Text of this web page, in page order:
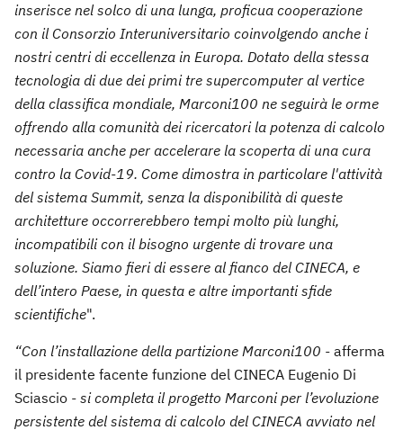
inserisce nel solco di una lunga, proficua cooperazione
con il Consorzio Interuniversitario coinvolgendo anche i
nostri centri di eccellenza in Europa. Dotato della stessa
tecnologia di due dei primi tre supercomputer al vertice
della classifica mondiale, Marconi100 ne seguirà le orme
offrendo alla comunità dei ricercatori la potenza di calcolo
necessaria anche per accelerare la scoperta di una cura
contro la Covid-19. Come dimostra in particolare l'attività
del sistema Summit, senza la disponibilità di queste
architetture occorrerebbero tempi molto più lunghi,
incompatibili con il bisogno urgente di trovare una
soluzione. Siamo fieri di essere al fianco del CINECA, e
dell’intero Paese, in questa e altre importanti sfide
scientifiche".
“Con l’installazione della partizione Marconi100 - afferma
il presidente facente funzione del CINECA Eugenio Di
Sciascio - si completa il progetto Marconi per l’evoluzione
persistente del sistema di calcolo del CINECA avviato nel